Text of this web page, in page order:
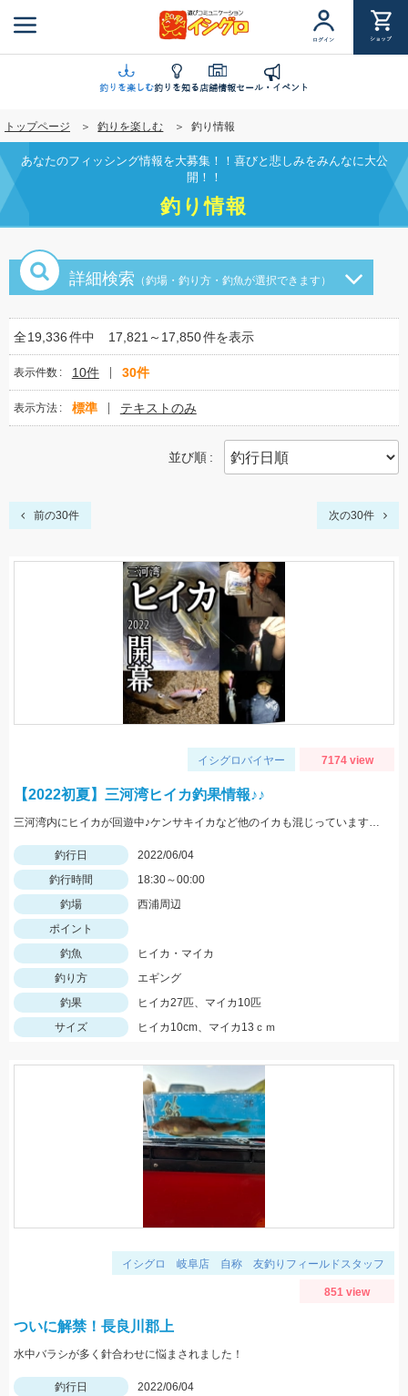
ン
に
移
動
ログイン ショップ
釣りを楽しむ釣りを知る店舗情報セール・イベント
トップページ 釣りを楽しむ 釣り情報
あなたのフィッシング情報を大募集！！喜びと悲しみをみんなに大公
開！！
釣り情報
詳細検索 （釣場・釣り方・釣魚が選択できます）
全19,336件中 17,821～17,850件を表示
表示件数 10件 30件
表示方法 標準 テキストのみ
並び順
前の30件 次の30件
イシグロバイヤー 7174 view
【2022初夏】三河湾ヒイカ釣果情報♪♪
三河湾内にヒイカが回遊中♪ケンサキイカなど他のイカも混じっています。エギ、餌釣りどちらでも釣れてます。
釣行日
2022/06/04
釣行時間
18:30～00:00
釣場
西浦周辺
ポイント
釣魚
ヒイカ・マイカ
釣り方
エギング
釣果
ヒイカ27匹、マイカ10匹
サイズ
ヒイカ10cm、マイカ13ｃｍ
イシグロ 岐阜店 自称 友釣りフィールドスタッフ
851 view
ついに解禁！長良川郡上
水中バラシが多く針合わせに悩まされました！
釣行日
2022/06/04